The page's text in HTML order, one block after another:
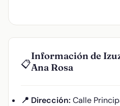
📋
Información de
Ana Rosa
📍 Dirección: Calle